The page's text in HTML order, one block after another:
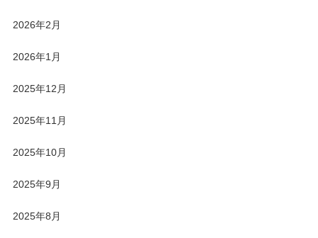
2026年2月
2026年1月
2025年12月
2025年11月
2025年10月
2025年9月
2025年8月